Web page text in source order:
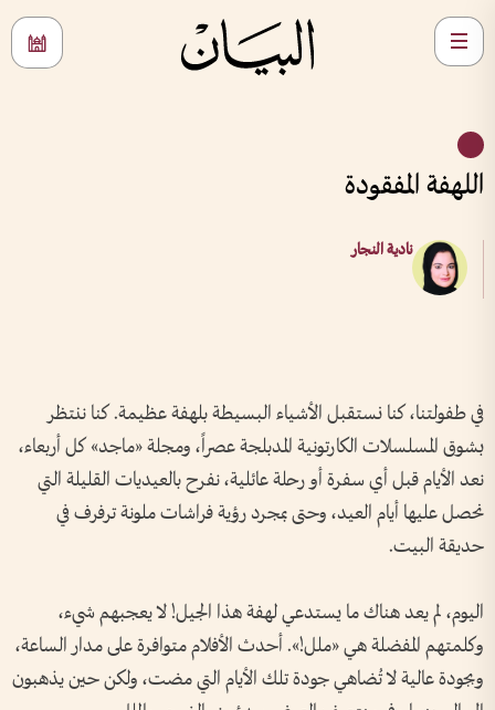
اللهفة المفقودة
نادية النجار
في طفولتنا، كنا نستقبل الأشياء البسيطة بلهفة عظيمة. كنا ننتظر
بشوق المسلسلات الكارتونية المدبلجة عصراً، ومجلة «ماجد» كل أربعاء،
نعد الأيام قبل أي سفرة أو رحلة عائلية، نفرح بالعيديات القليلة التي
نحصل عليها أيام العيد، وحتى بمجرد رؤية فراشات ملونة ترفرف في
حديقة البيت.
اليوم، لم يعد هناك ما يستدعي لهفة هذا الجيل! لا يعجبهم شيء،
وكلمتهم المفضلة هي «ملل!». أحدث الأفلام متوافرة على مدار الساعة،
وبجودة عالية لا تُضاهي جودة تلك الأيام التي مضت، ولكن حين يذهبون